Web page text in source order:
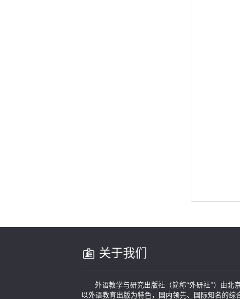
关于我们
外语教学与研究出版社（简称“外研社”）由北
以外语教育出版为特色，国内领先、国际知名的综